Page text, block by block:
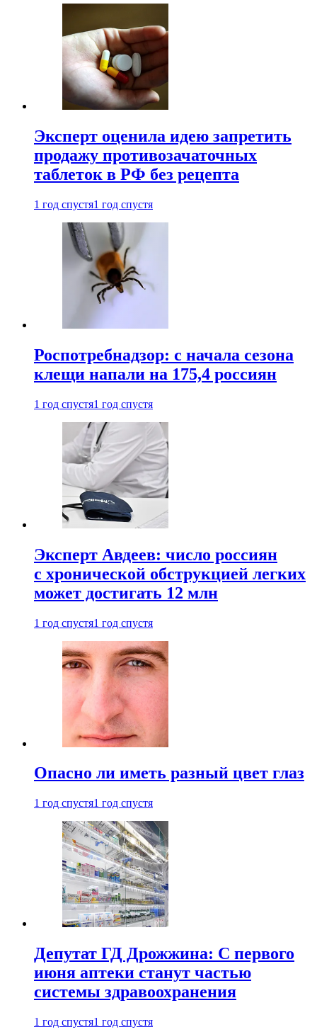
Эксперт оценила идею запретить
продажу противозачаточных
таблеток в РФ без рецепта
1 год спустя1 год спустя
Роспотребнадзор: с начала сезона
клещи напали на 175,4 россиян
1 год спустя1 год спустя
Эксперт Авдеев: число россиян
с хронической обструкцией легких
может достигать 12 млн
1 год спустя1 год спустя
Опасно ли иметь разный цвет глаз
1 год спустя1 год спустя
Депутат ГД Дрожжина: С первого
июня аптеки станут частью
системы здравоохранения
1 год спустя1 год спустя